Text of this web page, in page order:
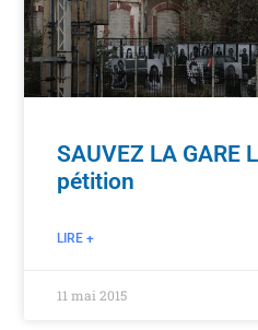
SAUVEZ LA GARE
pétition
LIRE +
11 mai 2015